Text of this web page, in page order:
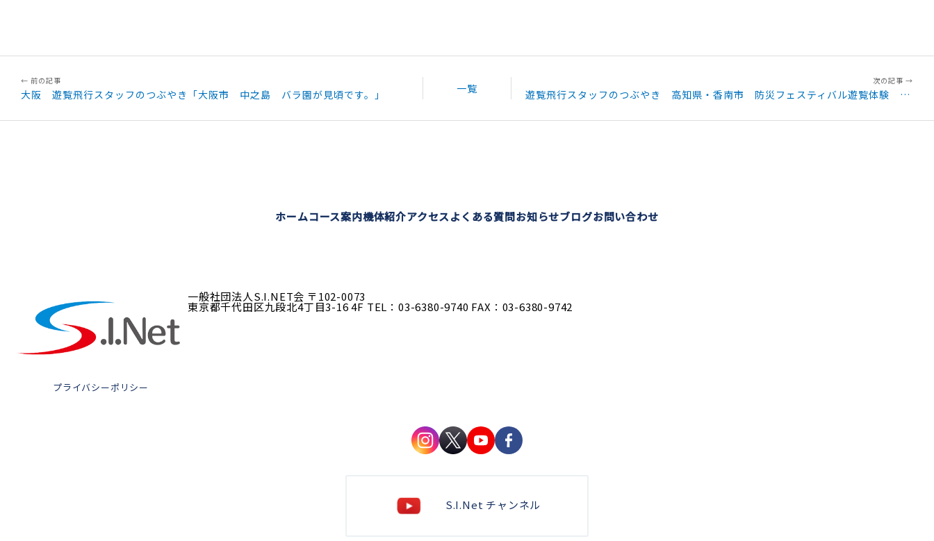
大阪 遊覧飛行スタッフのつぶやき「大阪市 中之島 バラ園が見頃です。」 一覧 遊覧飛行スタッフのつぶやき 高知県・香南市 防災フェスティバル遊覧体験 スタッフ一同お待ちしております。
ホームコース案内機体紹介アクセスよくある質問お知らせブログお問い合わせ
プライバシーポリシー
一般社団法人S.I.NET会 〒102-0073
東京都千代田区九段北4丁目3-16 4F TEL：03-6380-9740 FAX：03-6380-9742
S.I.Net チャンネル